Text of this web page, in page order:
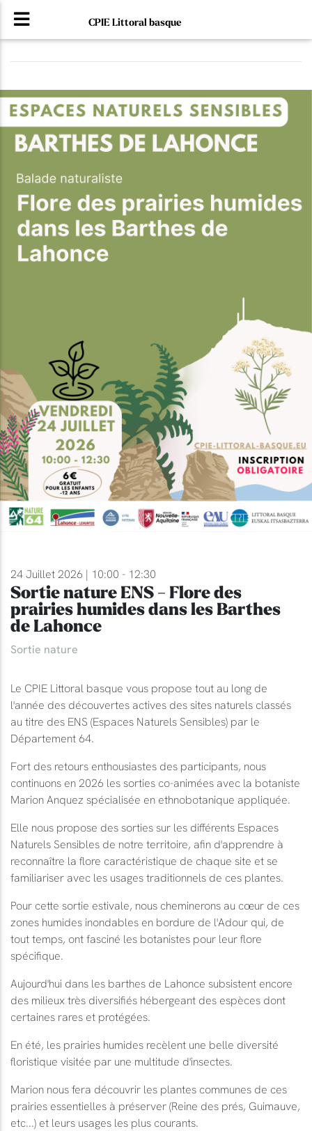
CPIE Littoral basque
24 Juillet 2026 | 10:00 - 12:30
Sortie nature ENS - Flore des
prairies humides dans les Barthes
de Lahonce
Sortie nature
Le CPIE Littoral basque vous propose tout au long de
l'année des découvertes actives des sites naturels classés
au titre des ENS (Espaces Naturels Sensibles) par le
Département 64.
Fort des retours enthousiastes des participants, nous
continuons en 2026 les sorties co-animées avec la botaniste
Marion Anquez spécialisée en ethnobotanique appliquée.
Elle nous propose des sorties sur les différents Espaces
Naturels Sensibles de notre territoire, afin d'apprendre à
reconnaître la flore caractéristique de chaque site et se
familiariser avec les usages traditionnels de ces plantes.
Pour cette sortie estivale, nous cheminerons au cœur de ces
zones humides inondables en bordure de l'Adour qui, de
tout temps, ont fasciné les botanistes pour leur flore
spécifique.
Aujourd'hui dans les barthes de Lahonce subsistent encore
des milieux très diversifiés hébergeant des espèces dont
certaines rares et protégées.
En été, les prairies humides recèlent une belle diversité
floristique visitée par une multitude d'insectes.
Marion nous fera découvrir les plantes communes de ces
prairies essentielles à préserver (Reine des prés, Guimauve,
etc...) et leurs usages les plus courants.